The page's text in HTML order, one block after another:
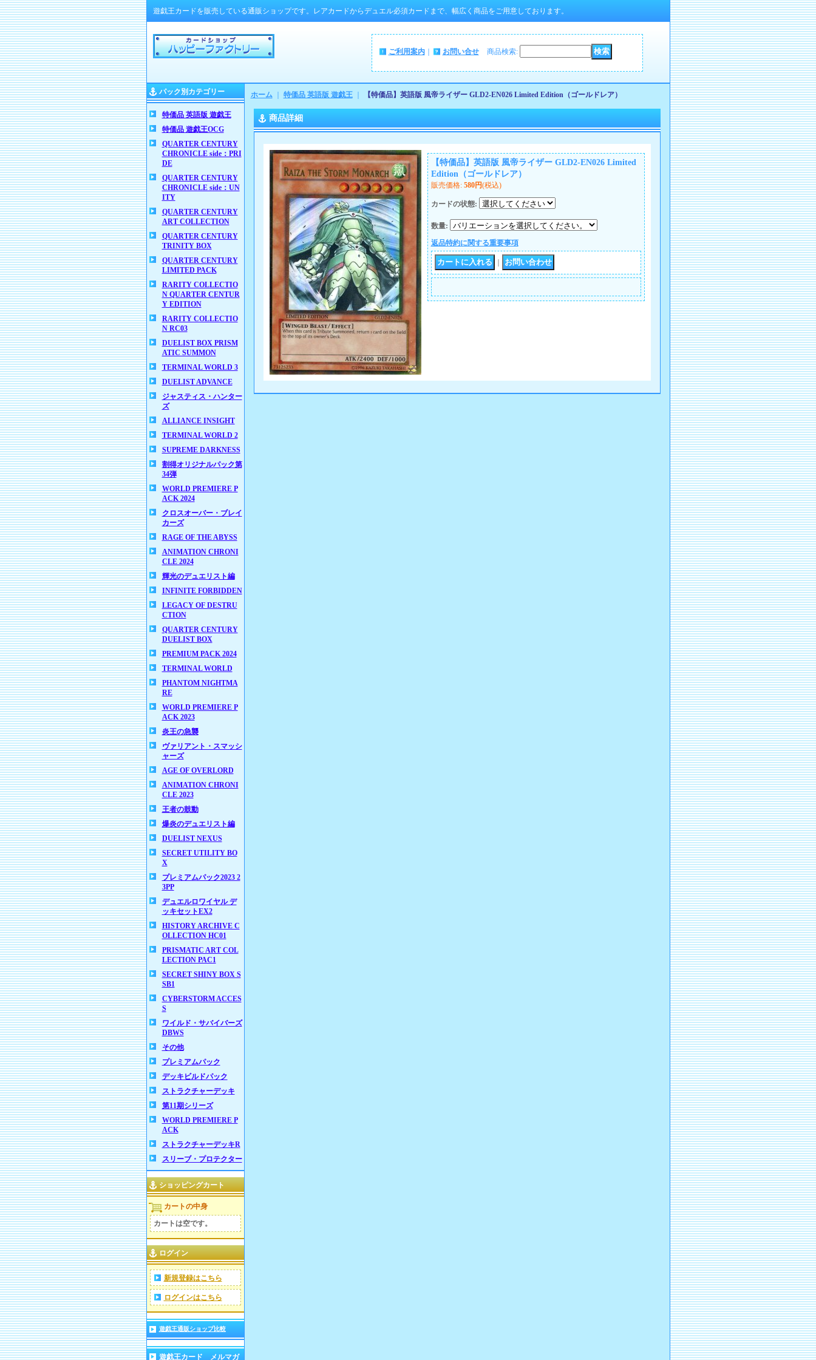
遊戯王カードを販売している通販ショップです。レアカードからデュエル必須カードまで、幅広く商品をご用意しております。
ご利用案内｜ お問い合せ 商品検索:
パック別カテゴリー
特価品 英語版 遊戯王
特価品 遊戯王OCG
QUARTER CENTURY
CHRONICLE side：PRI
DE
QUARTER CENTURY
CHRONICLE side：UN
ITY
QUARTER CENTURY
ART COLLECTION
QUARTER CENTURY
TRINITY BOX
QUARTER CENTURY
LIMITED PACK
RARITY COLLECTIO
N QUARTER CENTUR
Y EDITION
RARITY COLLECTIO
N RC03
DUELIST BOX PRISM
ATIC SUMMON
TERMINAL WORLD 3
DUELIST ADVANCE
ジャスティス・ハンター
ズ
ALLIANCE INSIGHT
TERMINAL WORLD 2
SUPREME DARKNESS
割得オリジナルパック第
34弾
WORLD PREMIERE P
ACK 2024
クロスオーバー・ブレイ
カーズ
RAGE OF THE ABYSS
ANIMATION CHRONI
CLE 2024
輝光のデュエリスト編
INFINITE FORBIDDEN
LEGACY OF DESTRU
CTION
QUARTER CENTURY
DUELIST BOX
PREMIUM PACK 2024
TERMINAL WORLD
PHANTOM NIGHTMA
RE
WORLD PREMIERE P
ACK 2023
炎王の急襲
ヴァリアント・スマッシ
ャーズ
AGE OF OVERLORD
ANIMATION CHRONI
CLE 2023
王者の鼓動
爆炎のデュエリスト編
DUELIST NEXUS
SECRET UTILITY BO
X
プレミアムパック2023 2
3PP
デュエルロワイヤル デ
ッキセットEX2
HISTORY ARCHIVE C
OLLECTION HC01
PRISMATIC ART COL
LECTION PAC1
SECRET SHINY BOX S
SB1
CYBERSTORM ACCES
S
ワイルド・サバイバーズ
DBWS
その他
プレミアムパック
デッキビルドパック
ストラクチャーデッキ
第11期シリーズ
WORLD PREMIERE P
ACK
ストラクチャーデッキR
スリーブ・プロテクター
ショッピングカート
カートの中身
カートは空です。
ログイン
新規登録はこちら
ログインはこちら
遊戯王通販ショップ比較
遊戯王カード メルマガ
ホーム｜ 特価品 英語版 遊戯王｜ 【特価品】英語版 風帝ライザー GLD2-EN026 Limited Edition（ゴールドレア）
商品詳細
【特価品】英語版 風帝ライザー GLD2-EN026 Limited
Edition（ゴールドレア）
販売価格: 580円(税込)
カードの状態:
数量:
返品特約に関する重要事項